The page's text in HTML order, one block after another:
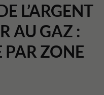
L’ARGENT
AU GAZ :
PAR ZONE